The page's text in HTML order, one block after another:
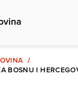
BOSNU I